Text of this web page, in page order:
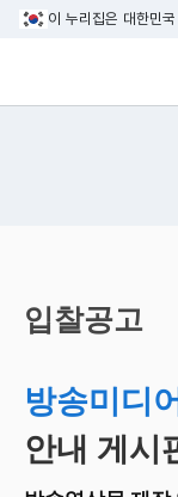
이 누리집은 대한민
방송미디
시
작
입찰공고
방송미디
안내 게시